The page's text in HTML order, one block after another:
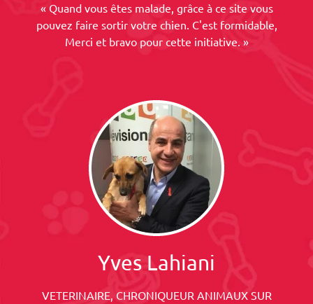
« Quand vous êtes malade, grâce à ce site vous
pouvez faire sortir votre chien. C'est formidable,
Merci et bravo pour cette initiative. »
Yves Lahiani
VETERINAIRE, CHRONIQUEUR ANIMAUX SUR